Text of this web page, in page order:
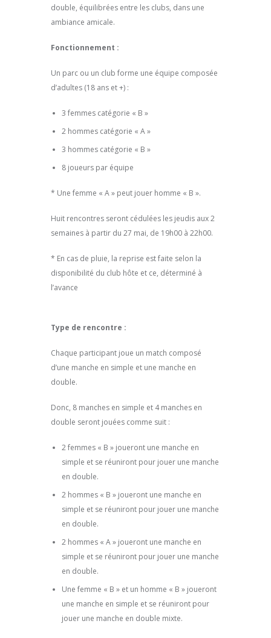
double, équilibrées entre les clubs, dans une
ambiance amicale.
Fonctionnement :
Un parc ou un club forme une équipe composée
d’adultes (18 ans et +) :
3 femmes catégorie « B »
2 hommes catégorie « A »
3 hommes catégorie « B »
8 joueurs par équipe
* Une femme « A » peut jouer homme « B ».
Huit rencontres seront cédulées les jeudis aux 2
semaines à partir du 27 mai, de 19h00 à 22h00.
* En cas de pluie, la reprise est faite selon la
disponibilité du club hôte et ce, déterminé à
l’avance
Type de rencontre :
Chaque participant joue un match composé
d’une manche en simple et une manche en
double.
Donc, 8 manches en simple et 4 manches en
double seront jouées comme suit :
2 femmes « B » joueront une manche en
simple et se réuniront pour jouer une manche
en double.
2 hommes « B » joueront une manche en
simple et se réuniront pour jouer une manche
en double.
2 hommes « A » joueront une manche en
simple et se réuniront pour jouer une manche
en double.
Une femme « B » et un homme « B » joueront
une manche en simple et se réuniront pour
jouer une manche en double mixte.